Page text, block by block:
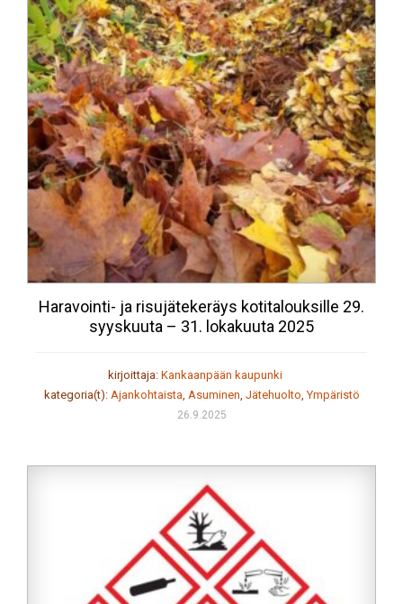
Haravointi- ja risujätekeräys kotitalouksille 29.
syyskuuta – 31. lokakuuta 2025
kirjoittaja: Kankaanpään kaupunki
kategoria(t): Ajankohtaista, Asuminen, Jätehuolto,Ympäristö
26.9.2025